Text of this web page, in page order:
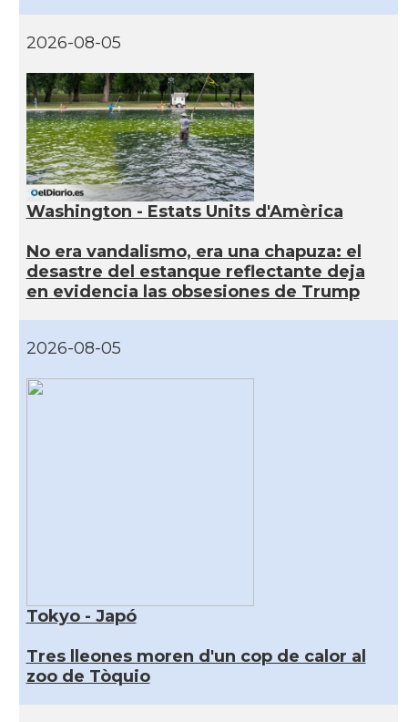
2026-08-05
Washington - Estats Units d'Amèrica
No era vandalismo, era una chapuza: el
desastre del estanque reflectante deja
en evidencia las obsesiones de Trump
2026-08-05
Tokyo - Japó
Tres lleones moren d'un cop de calor al
zoo de Tòquio